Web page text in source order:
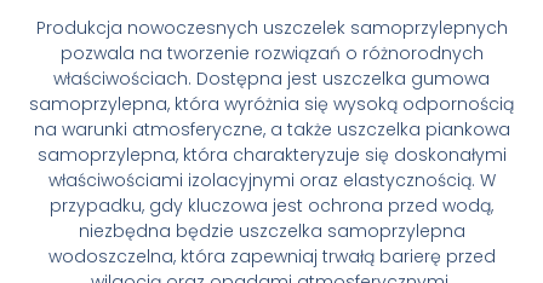
Produkcja nowoczesnych uszczelek samoprzylepnych
pozwala na tworzenie rozwiązań o różnorodnych
właściwościach. Dostępna jest uszczelka gumowa
samoprzylepna, która wyróżnia się wysoką odpornością
na warunki atmosferyczne, a także uszczelka piankowa
samoprzylepna, która charakteryzuje się doskonałymi
właściwościami izolacyjnymi oraz elastycznością. W
przypadku, gdy kluczowa jest ochrona przed wodą,
niezbędna będzie uszczelka samoprzylepna
wodoszczelna, która zapewniaj trwałą barierę przed